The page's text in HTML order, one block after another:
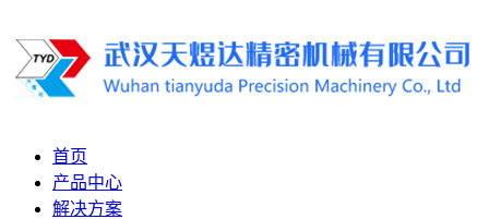
首页
产品中心
解决方案